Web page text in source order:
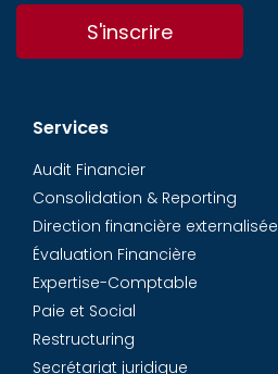
S'inscrire
Services
Audit Financier
Consolidation & Reporting
Direction financière externalisée
Évaluation Financière
Expertise-Comptable
Paie et Social
Restructuring
Secrétariat juridique